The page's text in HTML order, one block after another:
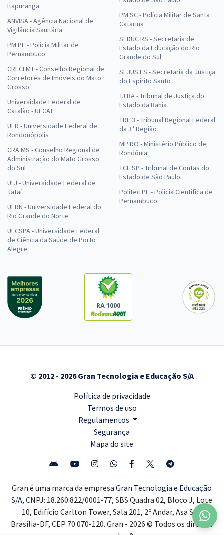
Itapuranga
ANVISA - Agência Nacional de
Vigilância Sanitária
PM PE - Polícia Militar de
Pernambuco
CRECI MT - Conselho Regional de
Corretores de Imóveis do Mato
Grosso
Universidade Federal de
Catalão - UFCAT
UFR - Universidade Federal de
Rondonópolis
CRA MS - Conselho Regional de
Administração do Mato Grosso
do Sul
UFJ - Universidade Federal de
Jataí
UFRN - Universidade Federal do
Rio Grande do Norte
UFCSPA - Universidade Federal
de Ciência da Saúde de Porto
Alegre
PM SC - Polícia Militar de Santa
Catarina
SEDUC RS - Secretaria de
Estado da Educação do Rio
Grande do Sul
SEJUS ES - Secretaria da Justiça
do Espírito Santo
TJ BA - Tribunal de Justiça do
Estado da Bahia
TRF 3 - Tribunal Regional Federal
da 3ª Região
MP RO - Ministério Público de
Rondônia
TCE SP - Tribunal de Contas do
Estado de São Paulo
Politec PE - Polícia Científica de
Pernambuco
RA 1000
© 2012 - 2026 Gran Tecnologia e Educação S/A
Política de privacidade
Termos de uso
Regulamentos
Segurança
Mapa do site
Gran é uma marca da empresa Gran Tecnologia e Educação
S/A, CNPJ: 18.260.822/0001-77, SBS Quadra 02, Bloco J, Lote
10, Edifício Carlton Tower, Sala 201, 2º Andar, Asa Sul,
Brasília-DF, CEP 70.070-120. Gran - 2026 © Todos os direitos